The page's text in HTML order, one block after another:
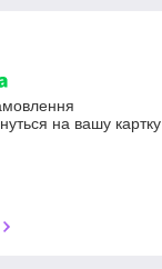
на вашу картку